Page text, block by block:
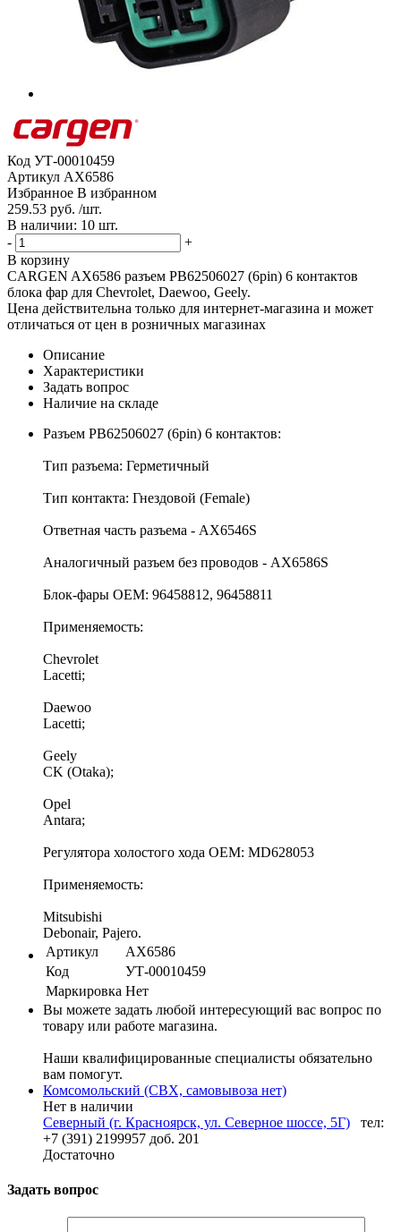
Код УТ-00010459
Артикул AX6586
Избранное В избранном
259.53 руб. /шт.
В наличии: 10 шт.
-
+
В корзину
CARGEN AX6586 разъем PB62506027 (6pin) 6 контактов
блока фар для Chevrolet, Daewoo, Geely.
Цена действительна только для интернет-магазина и может
отличаться от цен в розничных магазинах
Описание
Характеристики
Задать вопрос
Наличие на складе
Разъем PB62506027 (6pin) 6 контактов:
Тип разъема: Герметичный
Тип контакта: Гнездовой (Female)
Ответная часть разъема - AX6546S
Аналогичный разъем без проводов - AX6586S
Блок-фары OEM: 96458812, 96458811
Применяемость:
Chevrolet
Lacetti;
Daewoo
Lacetti;
Geely
CK (Otaka);
Opel
Antara;
Регулятора холостого хода OEM: MD628053
Применяемость:
Mitsubishi
Debonair, Pajero.
Артикул
AX6586
Код
УТ-00010459
Маркировка Нет
Вы можете задать любой интересующий вас вопрос по
товару или работе магазина.
Наши квалифицированные специалисты обязательно
вам помогут.
Комсомольский (СВХ, самовывоза нет)
Нет в наличии
Северный (г. Красноярск, ул. Северное шоссе, 5Г)
тел:
+7 (391) 2199957 доб. 201
Достаточно
Задать вопрос